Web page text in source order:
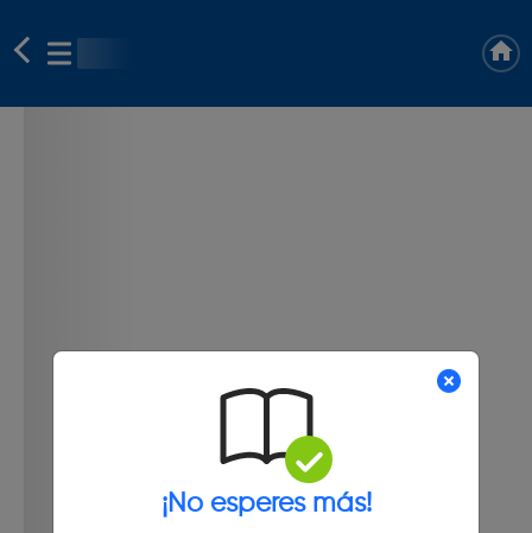
¡No esperes más!